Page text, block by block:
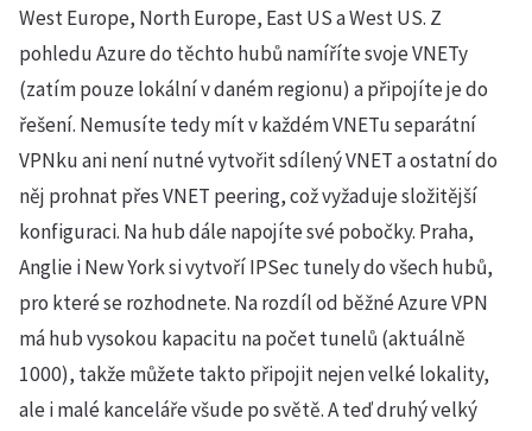
West Europe, North Europe, East US a West US. Z
pohledu Azure do těchto hubů namíříte svoje VNETy
(zatím pouze lokální v daném regionu) a připojíte je do
řešení. Nemusíte tedy mít v každém VNETu separátní
VPNku ani není nutné vytvořit sdílený VNET a ostatní do
něj prohnat přes VNET peering, což vyžaduje složitější
konfiguraci. Na hub dále napojíte své pobočky. Praha,
Anglie i New York si vytvoří IPSec tunely do všech hubů,
pro které se rozhodnete. Na rozdíl od běžné Azure VPN
má hub vysokou kapacitu na počet tunelů (aktuálně
1000), takže můžete takto připojit nejen velké lokality,
ale i malé kanceláře všude po světě. A teď druhý velký